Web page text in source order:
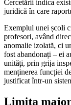
Cercetării indica
juridică în care
Exemplul unei școli
profesori, având
anomalie izolată, ci
fost abandonați – ei
unități, prin grija
menținerea funcției
justificat într-un
Limita